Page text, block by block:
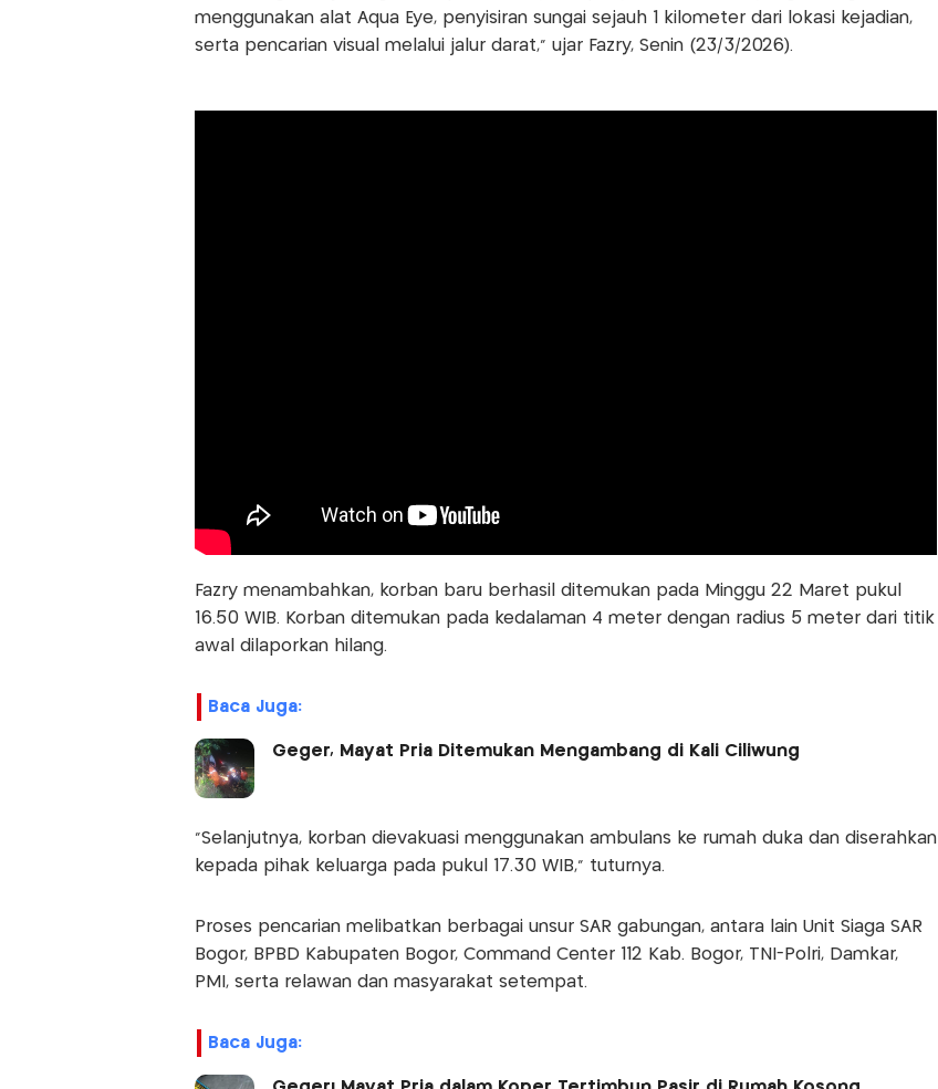
menggunakan alat Aqua Eye, penyisiran sungai sejauh 1 kilometer dari lokasi kejadian,
serta pencarian visual melalui jalur darat," ujar Fazry, Senin (23/3/2026).
Fazry menambahkan, korban baru berhasil ditemukan pada Minggu 22 Maret pukul
16.50 WIB. Korban ditemukan pada kedalaman 4 meter dengan radius 5 meter dari titik
awal dilaporkan hilang.
Baca Juga:
Geger, Mayat Pria Ditemukan Mengambang di Kali Ciliwung
"Selanjutnya, korban dievakuasi menggunakan ambulans ke rumah duka dan diserahkan
kepada pihak keluarga pada pukul 17.30 WIB," tuturnya.
Proses pencarian melibatkan berbagai unsur SAR gabungan, antara lain Unit Siaga SAR
Bogor, BPBD Kabupaten Bogor, Command Center 112 Kab. Bogor, TNI-Polri, Damkar,
PMI, serta relawan dan masyarakat setempat.
Baca Juga: